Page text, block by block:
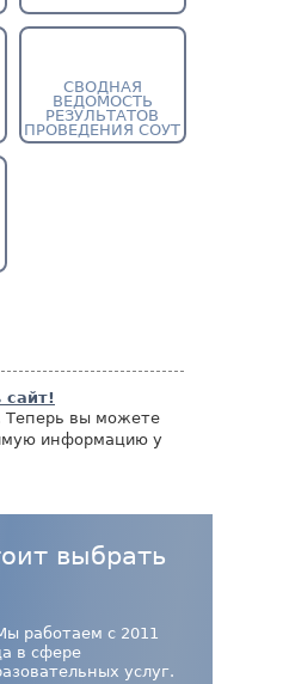
СВОДНАЯ
ВЕДОМОСТЬ
РЕЗУЛЬТАТОВ
ПРОВЕДЕНИЯ СОУТ
сайт!
Теперь вы можете
информацию у
выбрать
работаем с 2011
в сфере
услуг.